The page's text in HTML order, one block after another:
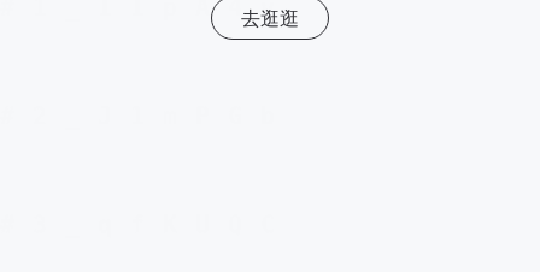
去逛逛